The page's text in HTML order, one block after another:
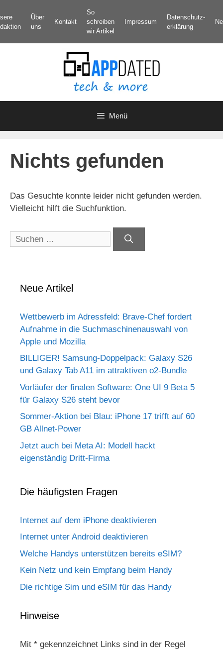
Inhalt
springen
Über
uns
Kontakt
So
schreiben
wir Artikel
Impressum
Datenschutz­
erklärung
Menü
Nichts gefunden
Das Gesuchte konnte leider nicht gefunden werden.
Vielleicht hilft die Suchfunktion.
Suchen
nach:
Neue Artikel
Wettbewerb im Adressfeld: Brave-Chef fordert
Aufnahme in die Suchmaschinenauswahl von
Apple und Mozilla
BILLIGER! Samsung-Doppelpack: Galaxy S26
und Galaxy Tab A11 im attraktiven o2-Bundle
Vorläufer der finalen Software: One UI 9 Beta 5
für Galaxy S26 steht bevor
Sommer-Aktion bei Blau: iPhone 17 trifft auf 60
GB Allnet-Power
Jetzt auch bei Meta AI: Modell hackt
eigenständig Dritt-Firma
Die häufigsten Fragen
Internet auf dem iPhone deaktivieren
Internet unter Android deaktivieren
Welche Handys unterstützen bereits eSIM?
Kein Netz und kein Empfang beim Handy
Die richtige Sim und eSIM für das Handy
Hinweise
Mit * gekennzeichnet Links sind in der Regel